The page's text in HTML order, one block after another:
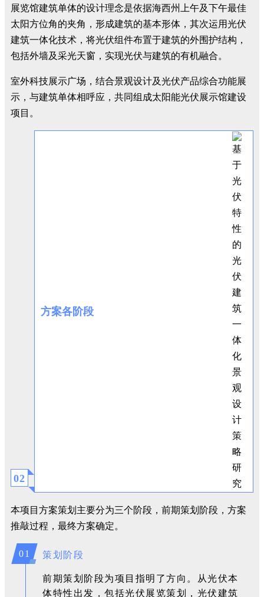
展览馆建筑单体的设计理念是依据海西州上午及下午最佳
太阳方位角的夹角，形成建筑的基本形体，其次运用光伏
建筑一体化技术，将光伏组件布置于建筑的外围护结构，
包括外墙及采光天窗，实现光伏与建筑的有机融合。
室外科技展示广场，结合景观设计及光伏产品综合功能展
示，与建筑单体相呼应，共同组成太阳能光伏展示馆建设
项目。
02
方案各阶段
本项目方案策划主要分为三个阶段，前期策划阶段，方案
推敲过程，最终方案确定。
01 策划阶段
前期策划阶段为项目指明了方向。从光伏本
体特性出发，包括光伏展览策划，光伏建筑